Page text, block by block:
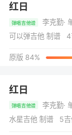
红日
弹唱吉他谱 李克勤·
可以弹吉他 制谱 4
原版 84%
红日
弹唱吉他谱 李克勤·
水星吉他 制谱 5吉